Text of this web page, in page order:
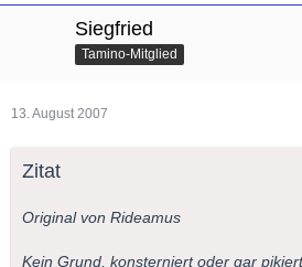
Siegfried
Tamino-Mitglied
13. August 2007
Zitat
Original von Rideamus
Kein Grund, konsterniert oder gar